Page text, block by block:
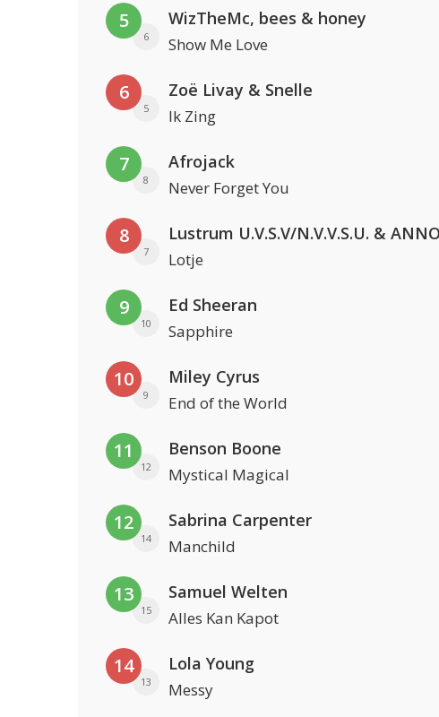
5
6
WizTheMc, bees & honey
Show Me Love
6
5
Zoë Livay & Snelle
Ik Zing
7
8
Afrojack
Never Forget You
8
7 Lotje
9
10
Ed Sheeran
Sapphire
10
9
Miley Cyrus
End of the World
11
12
Benson Boone
Mystical Magical
12
14
Sabrina Carpenter
Manchild
13
15
Samuel Welten
Alles Kan Kapot
14
13
Lola Young
Messy